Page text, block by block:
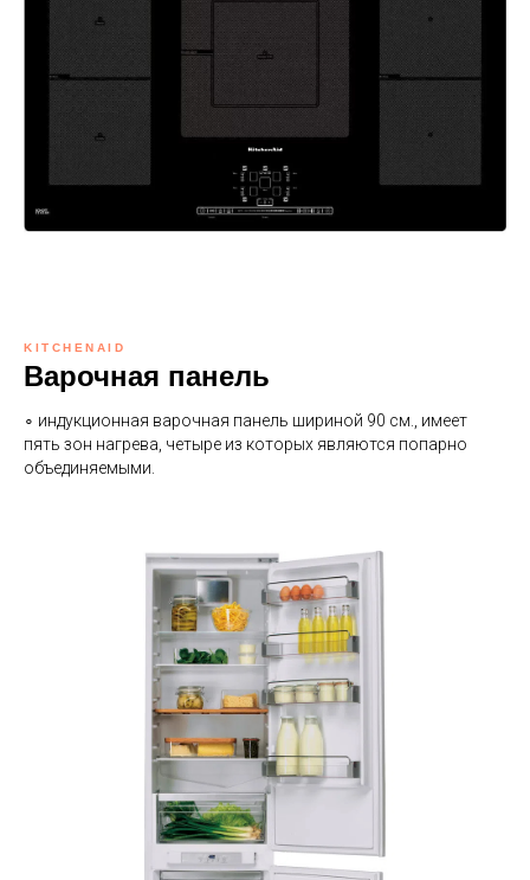
KITCHENAID
Варочная панель
∘ индукционная варочная панель шириной 90 см., имеет
пять зон нагрева, четыре из которых являются попарно
объединяемыми.